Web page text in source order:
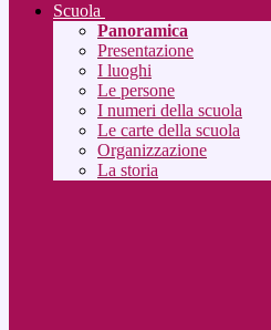
Scuola
Panoramica
Presentazione
I luoghi
Le persone
I numeri della scuola
Le carte della scuola
Organizzazione
La storia